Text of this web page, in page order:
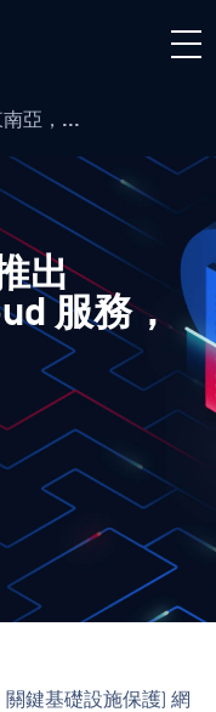
南亞，...
出
服務，
關鍵基礎設施保護) 網